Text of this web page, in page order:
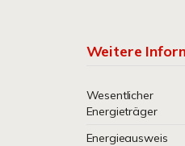
Weitere
Wesentlicher
Energieträger
Energieausweis